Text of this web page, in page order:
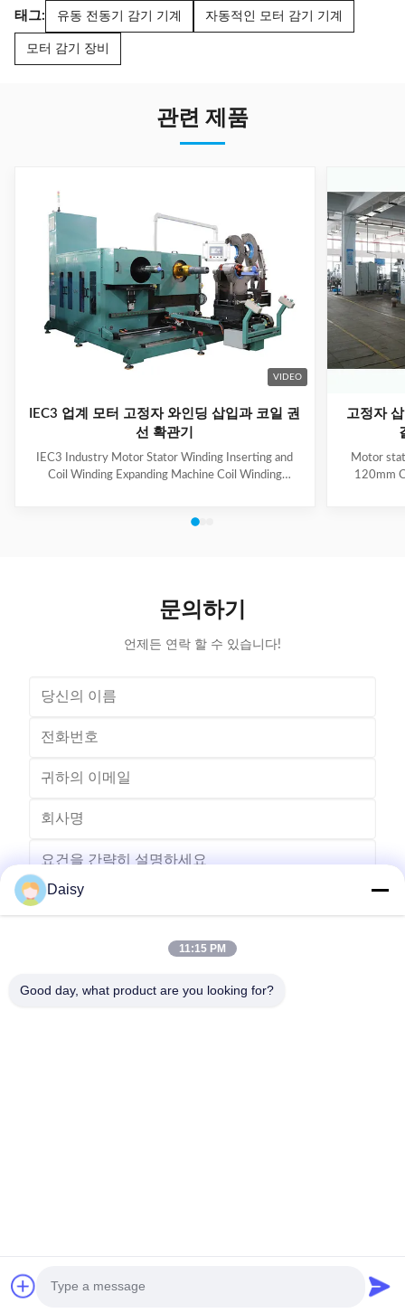
태그: 유동 전동기 감기 기계 자동적인 모터 감기 기계
모터 감기 장비
관련 제품
VIDEO
IEC3 업계 모터 고정자 와인딩 삽입과 코일 권
선 확관기
IEC3 Industry Motor Stator Winding Inserting and
Coil Winding Expanding Machine Coil Winding
expanding, used for 3-phase winding insertion with 3-
Stator Winding Inserting
고정자
Motor
120mm
문의하기
언제든 연락 할 수 있습니다!
Daisy
11:15 PM
Good day, what product are you looking for?